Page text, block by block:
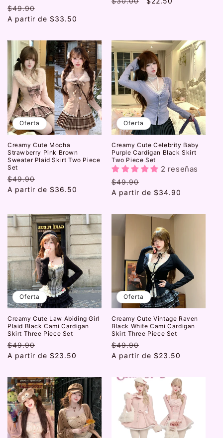
Precio
habitual
$49.90
de
A partir de $33.50
Oferta
Creamy Cute Mocha
Strawberry Pink Brown
Sweater Plaid Skirt Two Piece
Set
Precio
habitual
$49.90
de
A partir de $36.50
Oferta
Creamy Cute Celebrity Baby
Purple Cardigan Black Skirt
Two Piece Set
2 reseñas
Precio
habitual
$49.90
de
A partir de $34.90
Oferta
Creamy Cute Law Abiding Girl
Plaid Black Cami Cardigan
Skirt Three Piece Set
Precio
habitual
$49.90
de
A partir de $23.50
Oferta
Creamy Cute Vintage Raven
Black White Cami Cardigan
Skirt Three Piece Set
Precio
habitual
$49.90
de
A partir de $23.50